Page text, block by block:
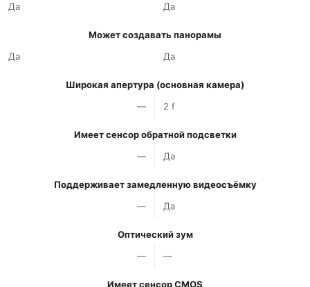
Да
Да
Может создавать панорамы
Да
Да
Широкая апертура (основная камера)
—
2 f
Имеет сенсор обратной подсветки
—
Да
Поддерживает замедленную видеосъёмку
—
Да
Оптический зум
—
—
Имеет сенсор CMOS